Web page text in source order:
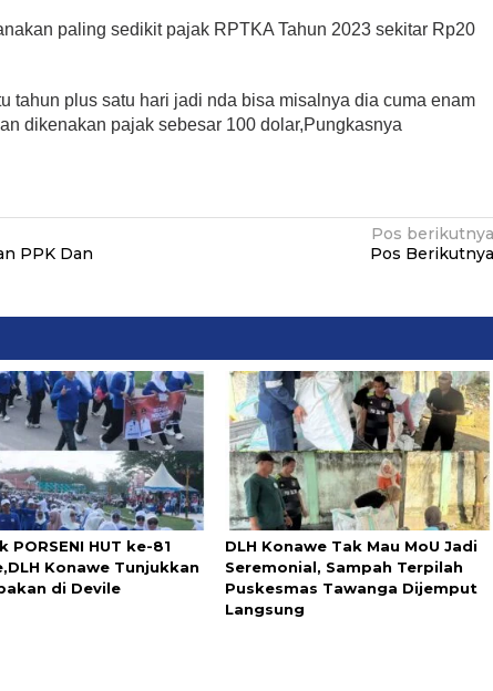
paling sedikit pajak RPTKA Tahun 2023 sekitar Rp20
tahun plus satu hari jadi nda bisa misalnya dia cuma enam
dikenakan pajak sebesar 100 dolar,Pungkasnya
PPK Dan
Pos berikutnya
Pos Berikutnya
PORSENI HUT ke-81
Konawe Tunjukkan
di Devile
DLH Konawe Tak Mau MoU Jadi
Seremonial, Sampah Terpilah
Puskesmas Tawanga Dijemput
Langsung